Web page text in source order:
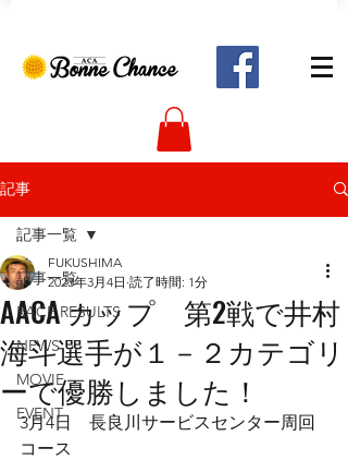
記事
記事一覧
RACE RESULTS
NEWS
MOVIE
EVENT
記事一覧
AACA カップ 第2戦で井村
海斗選手が１－２カテゴリ
ーで優勝しました！
FUKUSHIMA
2023年3月4日 読了時間: 1分
3月4日　長良川サービスセンター周回
コース